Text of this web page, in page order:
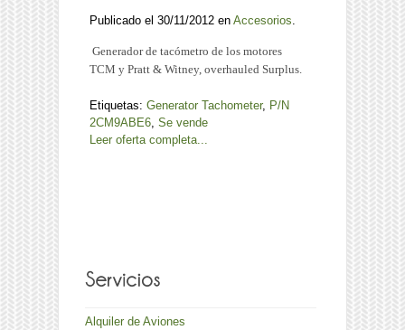
Publicado el 30/11/2012 en Accesorios.
Generador de tacómetro de los motores
TCM y Pratt & Witney, overhauled Surplus.
Etiquetas: Generator Tachometer, P/N
2CM9ABE6, Se vende
Leer oferta completa...
Alquiler de Aviones